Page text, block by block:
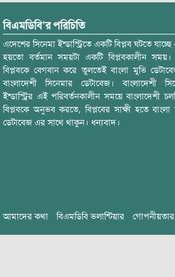
বিএমডিবি’র পরিচিতি
এদেশের সিনেমা ইন্ডাস্ট্রিতে একটি বিপ্লব ঘটতে
হয়তো বর্তমান সময়টা একটি বিপ্লবকালীন
বিপ্লবকে বেগবান করে তুলতেই বাংলা মুভি
বাংলাদেশী সিনেমার ডেটাবেজ। বাংলাদেশী
ইন্ডাস্ট্রির এই পরিবর্তনকালীন সময়ে বাংলাদেশী
বিপ্লবকে অনুভব করতে, বিপ্লবের সাক্ষী হতে বাংলা
ডেটাবেজ এর সাথে থাকুন। ধন্যবাদ।
আমাদের কথা বিএমডিবি ভলান্টিয়ার গোপনীয়তার